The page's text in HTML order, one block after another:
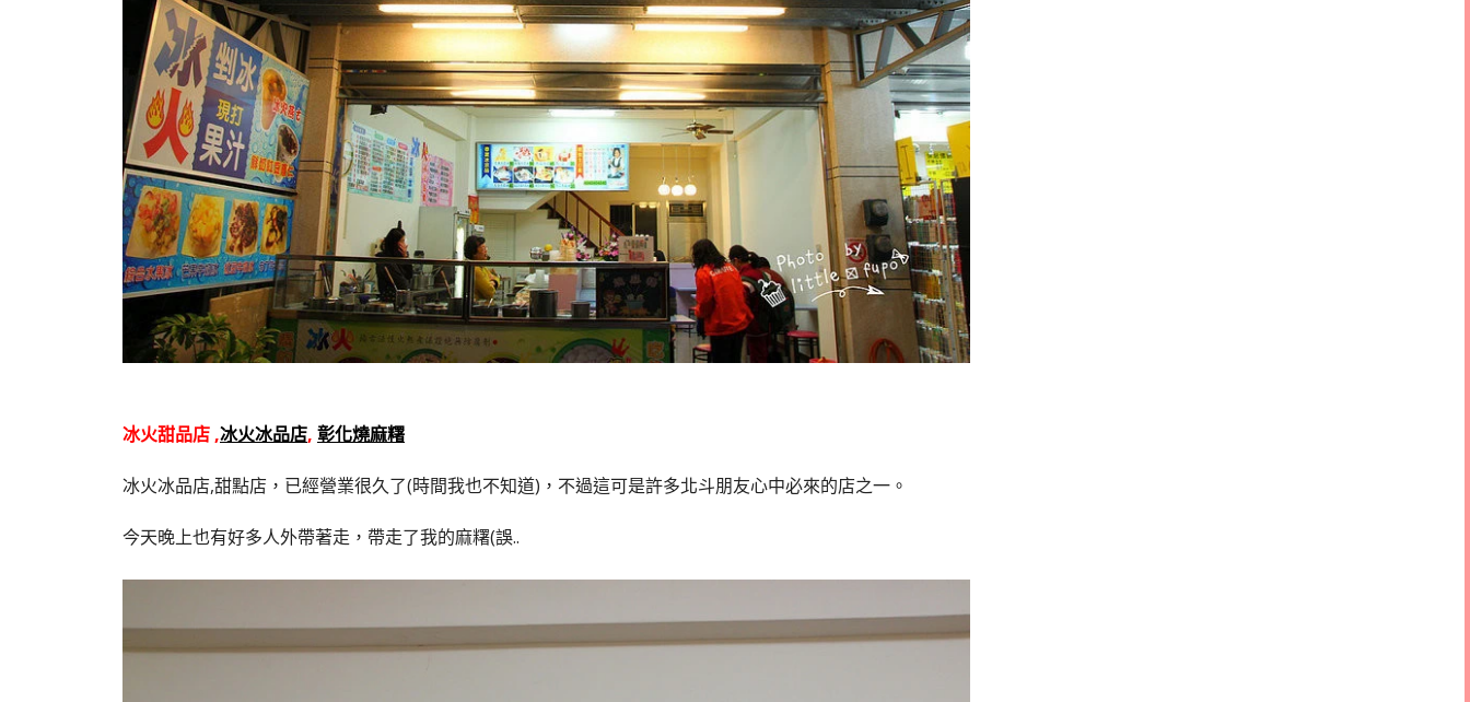
冰火甜品店 ,冰火冰品店, 彰化燒麻糬
冰火冰品店,甜點店，已經營業很久了(時間我也不知道)，不過這可是許多北斗朋友心中必來的店之一。
今天晚上也有好多人外帶著走，帶走了我的麻糬(誤..